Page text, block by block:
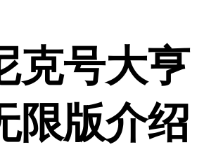
克号大亨
限版介绍